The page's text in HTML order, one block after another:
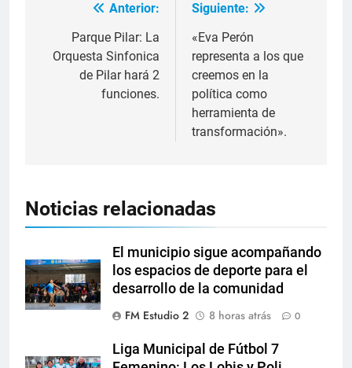
Anterior:
Parque Pilar: La
Orquesta Sinfonica
de Pilar hará 2
funciones.
Siguiente:
«Eva Perón
representa a los que
creemos en la
política como
herramienta de
transformación».
Noticias relacionadas
El municipio sigue acompañando
los espacios de deporte para el
desarrollo de la comunidad
FM Estudio 2
8 horas atrás 0
Liga Municipal de Fútbol 7